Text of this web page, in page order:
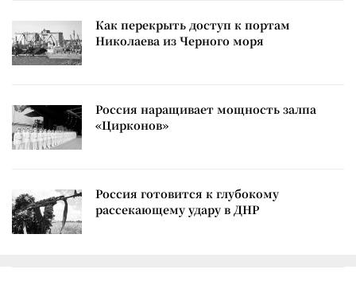
Как перекрыть доступ к портам
Николаева из Черного моря
Россия наращивает мощность залпа
«Цирконов»
Россия готовится к глубокому
рассекающему удару в ДНР